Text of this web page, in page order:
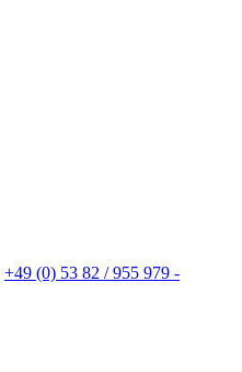
+49 (0) 53 82 / 955 979 -